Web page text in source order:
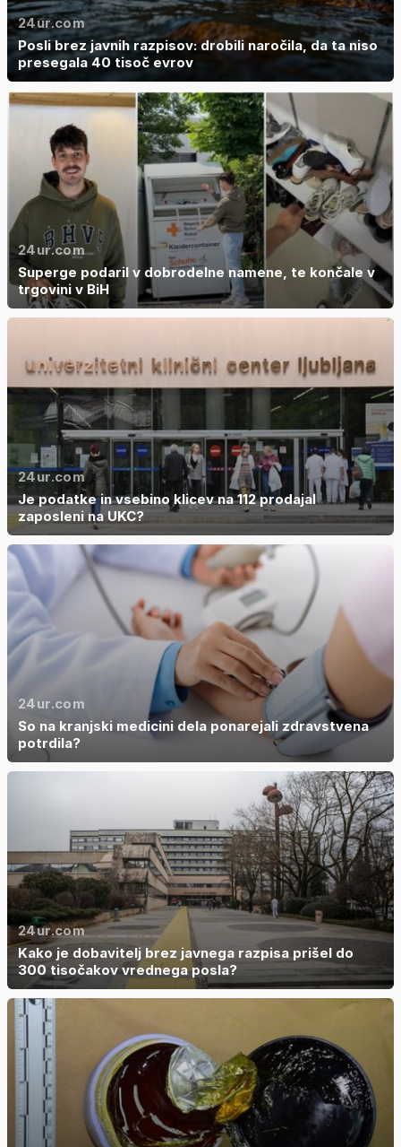
24ur.com
Posli brez javnih razpisov: drobili naročila, da ta niso
presegala 40 tisoč evrov
24ur.com
Superge podaril v dobrodelne namene, te končale v
trgovini v BiH
24ur.com
Je podatke in vsebino klicev na 112 prodajal
zaposleni na UKC?
24ur.com
So na kranjski medicini dela ponarejali zdravstvena
potrdila?
24ur.com
Kako je dobavitelj brez javnega razpisa prišel do
300 tisočakov vrednega posla?